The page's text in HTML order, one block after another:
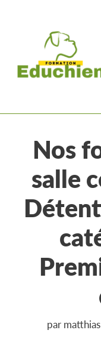
Nos
salle
par